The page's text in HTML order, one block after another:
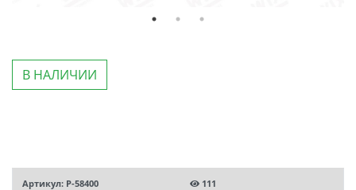
В НАЛИЧИИ
Артикул: P-58400 111